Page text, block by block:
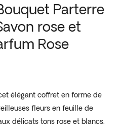
Parterre
rose et
Rose
élégant coffret en forme de
fleurs en feuille de
délicats tons rose et blancs.